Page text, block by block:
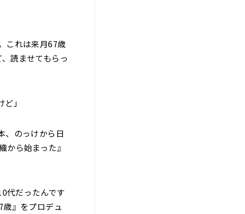
これは来月67歳
読ませてもらっ
」
、のっけから日
から始まった』
代だったんです
』をプロデュ